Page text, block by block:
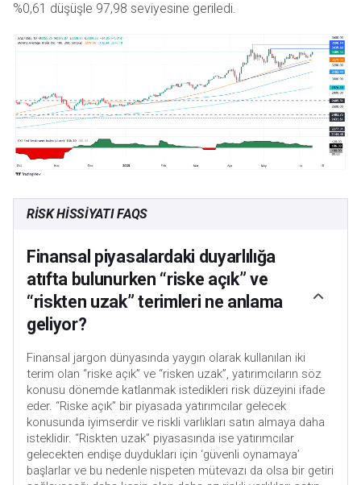
%0,61 düşüşle 97,98 seviyesine geriledi.
RISK HISSIYATI FAQS
Finansal piyasalardaki duyarlılığa
atıfta bulunurken “riske açık” ve
“riskten uzak” terimleri ne anlama
geliyor?
Finansal jargon dünyasında yaygın olarak kullanılan iki
terim olan “riske açık” ve “risken uzak”, yatırımcıların söz
konusu dönemde katlanmak istedikleri risk düzeyini ifade
eder. “Riske açık” bir piyasada yatırımcılar gelecek
konusunda iyimserdir ve riskli varlıkları satın almaya daha
isteklidir. “Riskten uzak” piyasasında ise yatırımcılar
gelecekten endişe duydukları için ‘güvenli oynamaya’
başlarlar ve bu nedenle nispeten mütevazı da olsa bir getiri